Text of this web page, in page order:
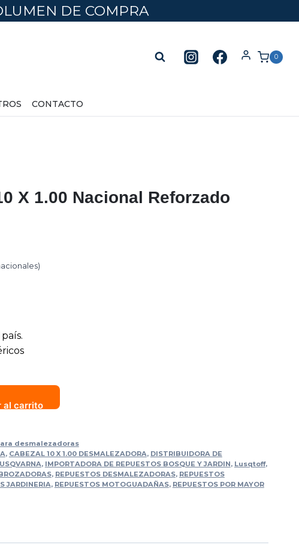
DE COMPRA
0
CONTACTO
X 1.00 Nacional Reforzado
al carrito
desmalezadoras
, CABEZAL 10 X 1.00 DESMALEZADORA, DISTRIBUIDORA DE
, IMPORTADORA DE REPUESTOS BOSQUE Y JARDIN, Lusqtoff,
, REPUESTOS DESMALEZADORAS, REPUESTOS
JARDINERIA, REPUESTOS MOTOGUADAÑAS, REPUESTOS POR MAYOR